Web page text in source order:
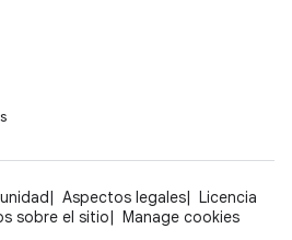
Aspectos legales
Licencia
sobre el sitio Manage cookies